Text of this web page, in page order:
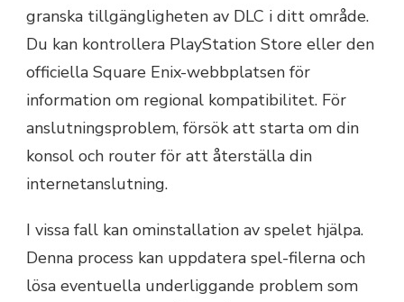
granska tillgängligheten av DLC i ditt område.
Du kan kontrollera PlayStation Store eller den
officiella Square Enix-webbplatsen för
information om regional kompatibilitet. För
anslutningsproblem, försök att starta om din
konsol och router för att återställa din
internetanslutning.
I vissa fall kan ominstallation av spelet hjälpa.
Denna process kan uppdatera spel-filerna och
lösa eventuella underliggande problem som